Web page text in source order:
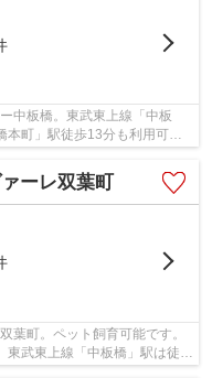
中板橋。東武東上線「中板
本町」駅徒歩13分も利用可能
ーレ双葉町
葉町。ペット飼育可能です。
東武東上線「中板橋」駅は徒歩